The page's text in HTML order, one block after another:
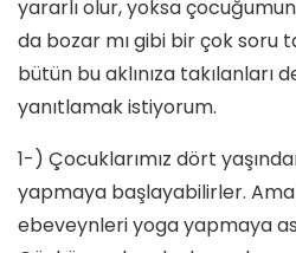
yararlı olur, yoksa
da bozar mı gibi bir çok soru
bütün bu aklınıza takılanları
yanıtlamak istiyorum.
1-) Çocuklarımız dört
yapmaya başlayabilirler.
ebeveynleri yoga yapmaya